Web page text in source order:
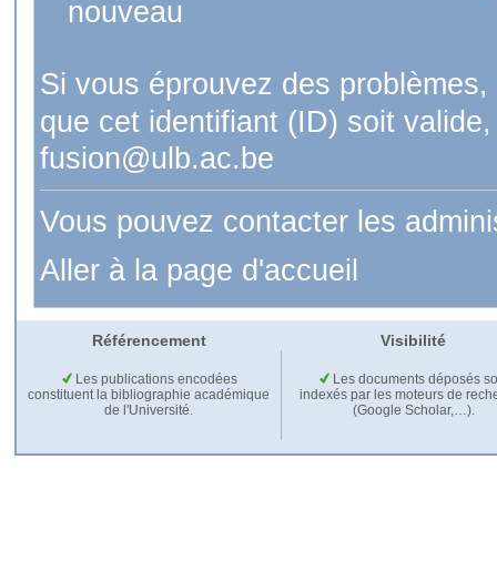
nouveau
Si vous éprouvez des
que cet identifiant (ID) soit
fusion@ulb.ac.be
Vous pouvez contacter les
Aller à la page d'accueil
Référencement Visibilité
Les publications encodées
constituent la bibliographie académique
de l'Université.
Les documents déposés
indexés par les moteurs de
(Google Scholar,…).